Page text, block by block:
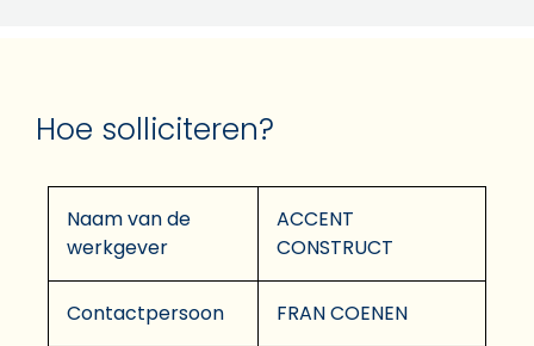
Hoe solliciteren?
Naam van de
werkgever
ACCENT
CONSTRUCT
Contactpersoon FRAN COENEN